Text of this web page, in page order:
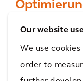
Our website
We use
order to
Die Analyse
der Schlüssel